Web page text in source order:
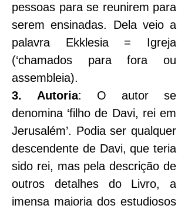
pessoas para se reunirem para
serem ensinadas. Dela veio a
palavra Ekklesia = Igreja
(‘chamados para fora ou
assembleia).
3.
Autoria: O autor se
denomina ‘filho de Davi, rei em
Jerusalém’. Podia ser qualquer
descendente de Davi, que teria
sido rei, mas pela descrição de
outros detalhes do Livro, a
imensa maioria dos estudiosos